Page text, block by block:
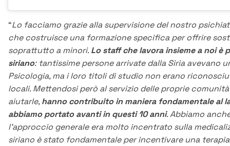
“Lo facciamo grazie alla supervisione del nostro
che costruisce una formazione specifica per offrire
soprattutto a minori.Lo staff che lavora insieme a noi è
siriano: tantissime persone arrivate dalla Siria avevano
Psicologia, ma i loro titoli di studio non erano
locali. Mettendosi però al servizio delle proprie
aiutarle,hanno contribuito in maniera fondamentale al
abbiamo portato avanti in questi 10 anni. Abbiamo
l’approccio generale era molto incentrato sulla
siriano è stato fondamentale per incentivare una